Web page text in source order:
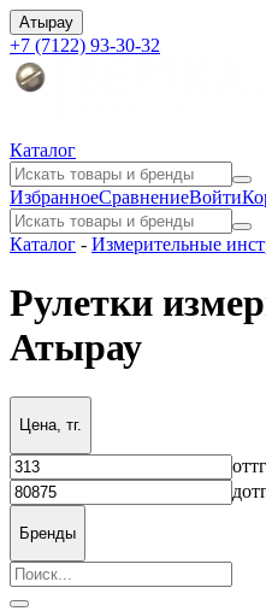
Атырау
+7 (7122) 93-30-32
Каталог
ИзбранноеСравнениеВойти
Каталог - Измерительные
Рулетки
Атырау
Цена, тг.
от
до
Бренды